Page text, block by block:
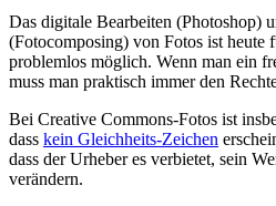
Das digitale Bearbeiten (Photoshop)
(Fotocomposing) von Fotos ist heute
problemlos möglich. Wenn man ein
muss man praktisch immer den
Bei Creative Commons-Fotos ist
dass kein Gleichheits-Zeichen
dass der Urheber es verbietet, sein
verändern.